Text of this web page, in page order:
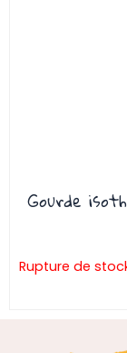
Gourde
Rupture de